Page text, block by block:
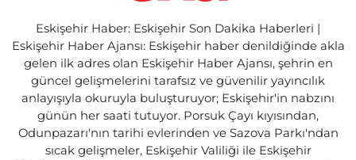
Eskişehir Haber: Eskişehir Son Dakika Haberleri |
Eskişehir Haber Ajansı: Eskişehir haber denildiğinde akla
gelen ilk adres olan Eskişehir Haber Ajansı, şehrin en
güncel gelişmelerini tarafsız ve güvenilir yayıncılık
anlayışıyla okuruyla buluşturuyor; Eskişehir'in nabzını
günün her saati tutuyor. Porsuk Çayı kıyısından,
Odunpazarı'nın tarihi evlerinden ve Sazova Parkı'ndan
sıcak gelişmeler, Eskişehir Valiliği ile Eskişehir